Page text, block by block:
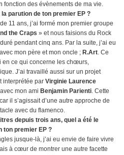
fonction des évènements de ma vie.
parution de ton premier EP ?
11 ans, j’ai formé mon premier groupe
the Craps » et nous faisions du Rock
pendant cinq ans. Par la suite, j’ai eu
mon père et mon oncle ; R.Art. Ce
en ce qui concerne les chœurs,
J’ai travaillé aussi sur un projet
interprétée par Virginie Laurence
mon ami Benjamin Parienti. Cette
il s’agissait d’une autre approche de
avec du flamenco.
depuis trois ans, quel a été le
ton premier EP ?
jusque-là, j’ai eu envie de faire vivre
à cœur de montrer une autre facette